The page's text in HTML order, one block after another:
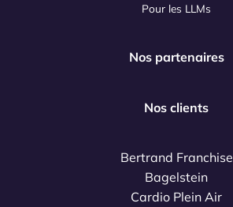
Pour les LLMs
Nos partenaires
Nos clients
Bertrand Franchise
Bagelstein
Cardio Plein Air